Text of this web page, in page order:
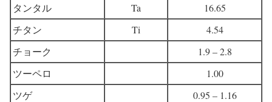
タンタル
Ta
16.65
チタン
Ti
4.54
チョーク
1.9 – 2.8
ツーペロ
1.00
ツゲ
0.95 – 1.16